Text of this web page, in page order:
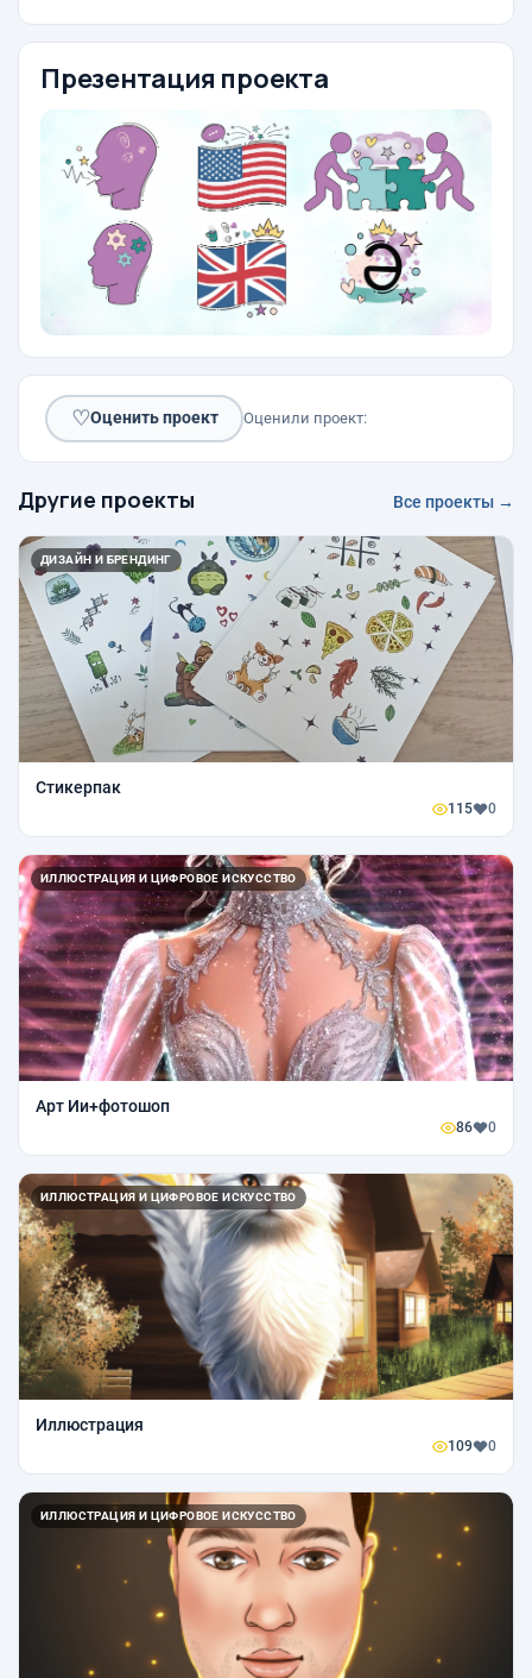
Презентация проекта
♡Оценить проект Оценили проект:
Другие проекты Все проекты →
ДИЗАЙН И БРЕНДИНГ
Стикерпак
115 0
ИЛЛЮСТРАЦИЯ И ЦИФРОВОЕ ИСКУССТВО
Арт Ии+фотошоп
86 0
ИЛЛЮСТРАЦИЯ И ЦИФРОВОЕ ИСКУССТВО
Иллюстрация
109 0
ИЛЛЮСТРАЦИЯ И ЦИФРОВОЕ ИСКУССТВО